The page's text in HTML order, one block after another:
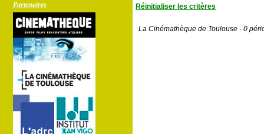
Partenaires
Réinitialiser les critères
La Cinémathèque de Toulouse - 0